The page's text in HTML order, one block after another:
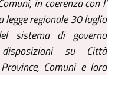
in coerenza con l'
regionale 30 luglio
sistema di governo
su Città
Comuni e loro